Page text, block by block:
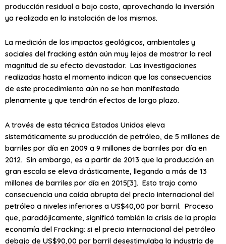
producción residual a bajo costo, aprovechando la inversión
ya realizada en la instalación de los mismos.
La medición de los impactos geológicos, ambientales y
sociales del fracking están aún muy lejos de mostrar la real
magnitud de su efecto devastador. Las investigaciones
realizadas hasta el momento indican que las consecuencias
de este procedimiento aún no se han manifestado
plenamente y que tendrán efectos de largo plazo.
A través de esta técnica Estados Unidos eleva
sistemáticamente su producción de petróleo, de 5 millones de
barriles por día en 2009 a 9 millones de barriles por día en
2012. Sin embargo, es a partir de 2013 que la producción en
gran escala se eleva drásticamente, llegando a más de 13
millones de barriles por día en 2015[3]. Esto trajo como
consecuencia una caída abrupta del precio internacional del
petróleo a niveles inferiores a US$40,00 por barril. Proceso
que, paradójicamente, significó también la crisis de la propia
economía del Fracking: si el precio internacional del petróleo
debajo de US$90,00 por barril desestimulaba la industria de